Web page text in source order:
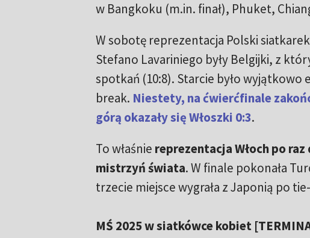
w Bangkoku (m.in. finał), Phuket,
W sobotę reprezentacja Polski
Stefano Lavariniego były Belgijki, z
spotkań (10:8). Starcie było
break. Niestety, na ćwierćfinale
górą okazały się Włoszki 0:3.
To właśnie reprezentacja Włoch po
mistrzyń świata. W finale pokonała
trzecie miejsce wygrała z Japonią po
MŚ 2025 w siatkówce kobiet